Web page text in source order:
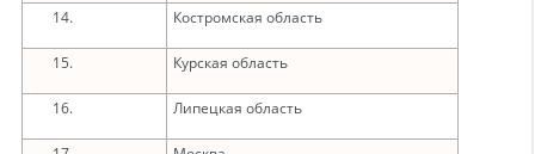
Костромская область
Курская область
Липецкая область